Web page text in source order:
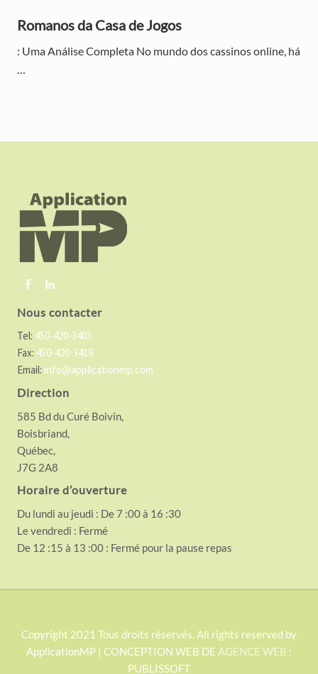
Romanos da Casa de Jogos
: Uma Análise Completa No mundo dos cassinos online, há
Nous contacter
Tel: 450-420-3403
Fax: 450-420-3419
Email: info@applicationmp.com
Direction
585 Bd du Curé Boivin,
Boisbriand,
Québec,
J7G 2A8
Horaire d’ouverture
Du lundi au jeudi : De 7 :00 à 16 :30
Le vendredi : Fermé
De 12 :15 à 13 :00 : Fermé pour la pause repas
S
Copyright 2021 Tous droits réservés. All rights reserved by
ApplicationMP | CONCEPTION WEB DE AGENCE WEB :
PUBLISSOFT